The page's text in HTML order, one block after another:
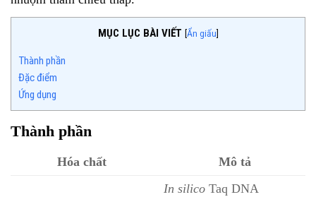
MỤC LỤC BÀI VIẾT [Ẩn giấu]
Thành phần
Đặc điểm
Ứng dụng
Thành phần
Hóa chất Mô tả
In silicoTaq DNA